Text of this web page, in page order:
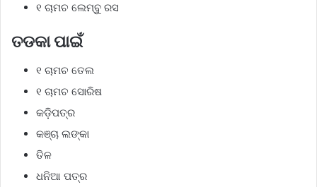
୧ ଚାମଚ ଲେମ୍ବୁ ରସ
ତଡକା ପାଇଁ
୧ ଚାମଚ ତେଲ
୧ ଚାମଚ ସୋରିଷ
କଡ଼ିପତ୍ର
କଞ୍ଚା ଲଙ୍କା
ତିଳ
ଧନିଆ ପତ୍ର